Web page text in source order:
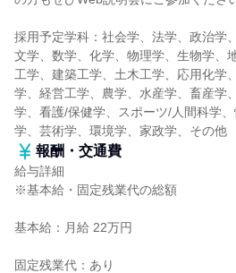
採用予定学科：社会学、法学、政治学
文学、数学、化学、物理学、生物学、
工学、建築工学、土木工学、応用化学
学、経営工学、農学、水産学、畜産学
学、看護/保健学、スポーツ/人間科学
学、芸術学、環境学、家政学、その他
報酬・交通費
給与詳細
※基本給・固定残業代の総額
基本給：月給 22万円
固定残業代：あり